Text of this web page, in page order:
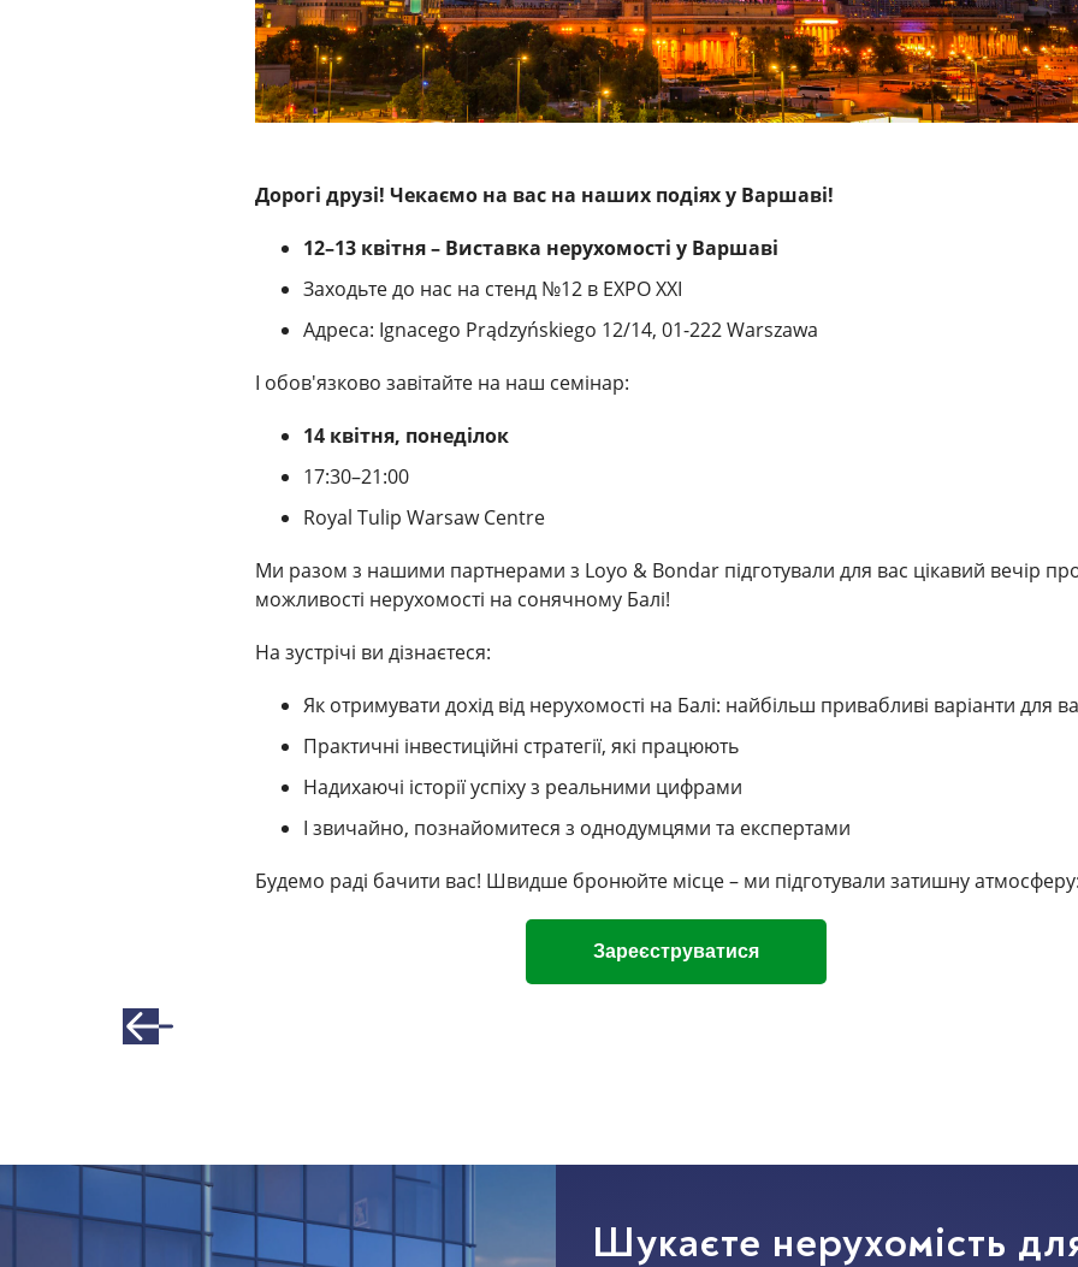
Дорогі друзі! Чекаємо на вас на наших подіях у Варшаві!
12–13 квітня – Виставка нерухомості у Варшаві
Заходьте до нас на стенд №12 в EXPO XXI
Адреса: Ignacego Prądzyńskiego 12/14, 01-222 Warszawa
І обов'язково завітайте на наш семінар:
14 квітня, понеділок
17:30–21:00
Royal Tulip Warsaw Centre
Ми разом з нашими партнерами з Loyo & Bondar підготували для вас цікавий вечір
можливості нерухомості на сонячному Балі!
На зустрічі ви дізнаєтеся:
Як отримувати дохід від нерухомості на Балі: найбільш привабливі варіанти для
Практичні інвестиційні стратегії, які працюють
Надихаючі історії успіху з реальними цифрами
І звичайно, познайомитеся з однодумцями та експертами
Будемо раді бачити вас! Швидше бронюйте місце – ми підготували затишну атмосферу:
Зареєструватися
Шукаєте нерухомість